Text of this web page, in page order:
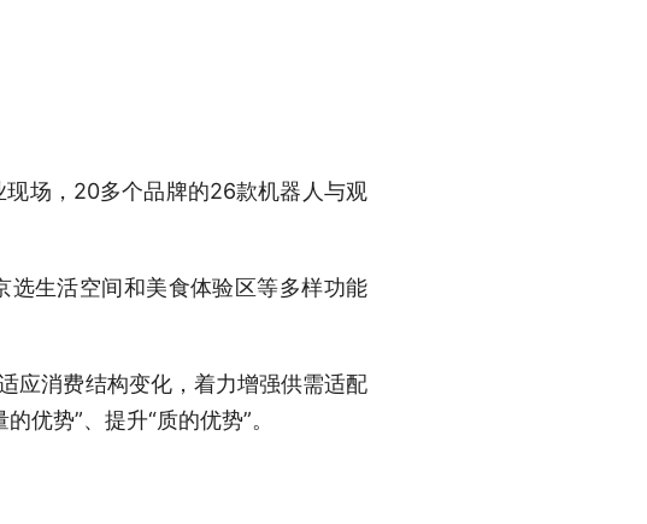
场，20多个品牌的26款机器人与观
生活空间和美食体验区等多样功能
消费结构变化，着力增强供需适配
优势”、提升“质的优势”。